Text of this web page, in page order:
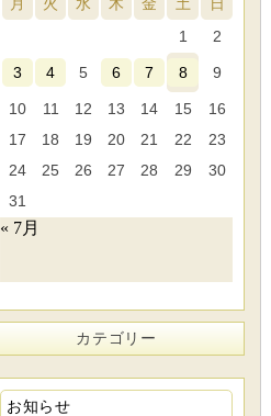
1
2
3 4 5 6 7 8 9
10 11 12 13 14 15
16
17
18 19 20 21 22
23
24
25 26 27 28 29
30
31
« 7月
カテゴリー
お知らせ